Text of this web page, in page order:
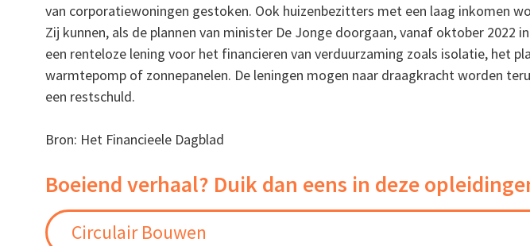
van corporatiewoningen gestoken. Ook huizenbezitters met een laag inkomen
Zij kunnen, als de plannen van minister De Jonge doorgaan, vanaf oktober 2022
een renteloze lening voor het financieren van verduurzaming zoals isolatie, het
warmtepomp of zonnepanelen. De leningen mogen naar draagkracht worden
een restschuld.
Bron: Het Financieele Dagblad
Boeiend verhaal? Duik dan eens in deze
Circulair Bouwen